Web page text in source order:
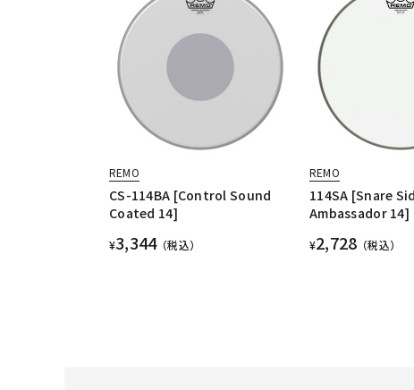
REMO
CS-114BA [Control Sound
Coated 14]
¥3,344（税込）
REMO
114SA [Snare
Ambassador 14]
¥2,728 （税込）